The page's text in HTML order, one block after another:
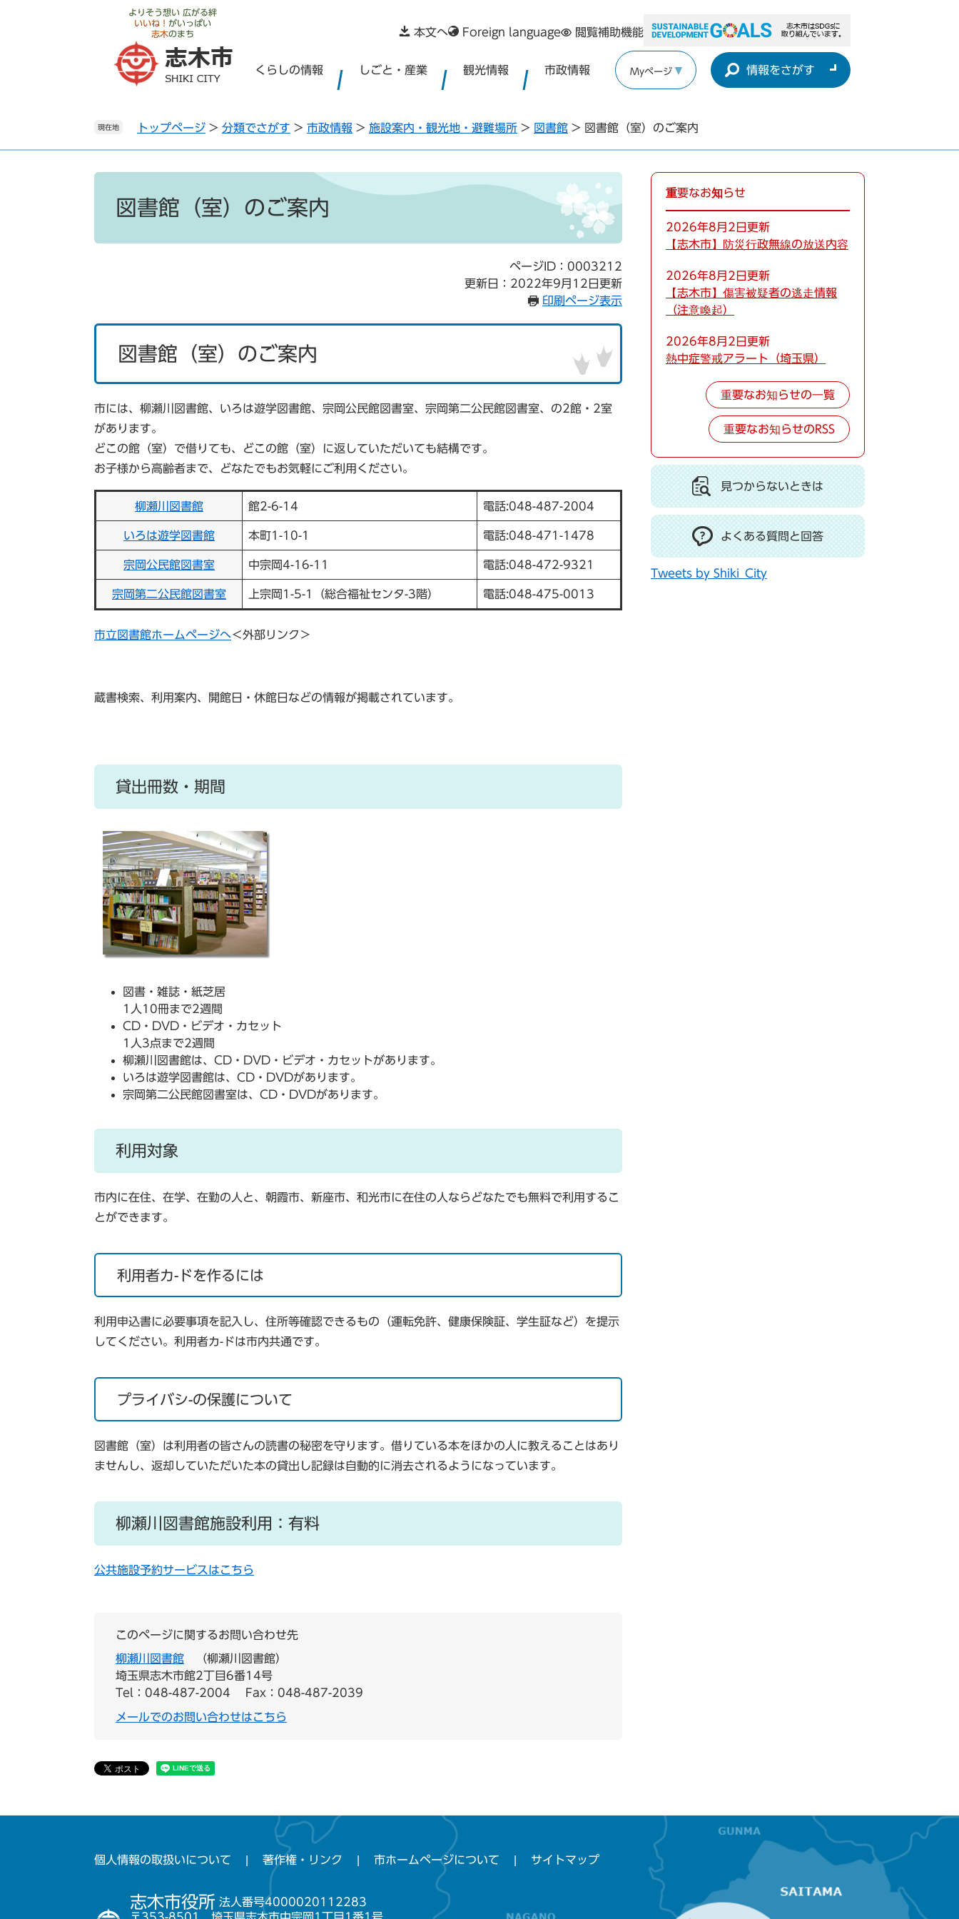
よりそう想い 広がる絆
いいね！ がいっぱい
志木のまち 本文へ Foreign language 閲覧補助機能
くらしの情報 しごと・産業 観光情報 市政情報 Myページ 情報をさがす
現在地 トップページ > 分類でさがす > 市政情報 > 施設案内・観光地・避難場所 > 図書館 > 図書館（室）のご案内
図書館（室）のご案内
ページID：0003212
更新日：2022年9月12日更新
印刷ページ表示
図書館（室）のご案内
市には、柳瀬川図書館、いろは遊学図書館、宗岡公民館図書室、宗岡第二公民館図書室、の2館・2室
があります。
どこの館（室）で借りても、どこの館（室）に返していただいても結構です。
お子様から高齢者まで、どなたでもお気軽にご利用ください。
柳瀬川図書館 館2-6-14 電話:048-487-2004
いろは遊学図書館 本町1-10-1 電話:048-471-1478
宗岡公民館図書室 中宗岡4-16-11 電話:048-472-9321
宗岡第二公民館図書室 上宗岡1-5-1（総合福祉センタ-3階） 電話:048-475-0013
市立図書館ホームページへ＜外部リンク＞
蔵書検索、利用案内、開館日・休館日などの情報が掲載されています。
貸出冊数・期間
図書・雑誌・紙芝居
1人10冊まで2週間
CD・DVD・ビデオ・カセット
1人3点まで2週間
柳瀬川図書館は、CD・DVD・ビデオ・カセットがあります。
いろは遊学図書館は、CD・DVDがあります。
宗岡第二公民館図書室は、CD・DVDがあります。
利用対象
市内に在住、在学、在勤の人と、朝霞市、新座市、和光市に在住の人ならどなたでも無料で利用するこ
とができます。
利用者カ-ドを作るには
利用申込書に必要事項を記入し、住所等確認できるもの（運転免許、健康保険証、学生証など）を提示
してください。利用者カ-ドは市内共通です。
プライバシ-の保護について
図書館（室）は利用者の皆さんの読書の秘密を守ります。借りている本をほかの人に教えることはあり
ませんし、返却していただいた本の貸出し記録は自動的に消去されるようになっています。
柳瀬川図書館施設利用：有料
公共施設予約サービスはこちら
このページに関するお問い合わせ先
柳瀬川図書館
柳瀬川図書館
埼玉県志木市館2丁目6番14号
Tel：048-487-2004
Fax：048-487-2039
メールでのお問い合わせはこちら
重要なお知らせ
2026年8月2日更新
【志木市】防災行政無線の放送内容
2026年8月2日更新
【志木市】傷害被疑者の逃走情報
（注意喚起）
2026年8月2日更新
熱中症警戒アラート（埼玉県）
重要なお知らせの一覧
重要なお知らせのRSS
見つからないときは
よくある質問と回答
Tweets by Shiki_City
個人情報の取扱いについて 著作権・リンク 市ホームページについて サイトマップ
志木市役所 法人番号4000020112283